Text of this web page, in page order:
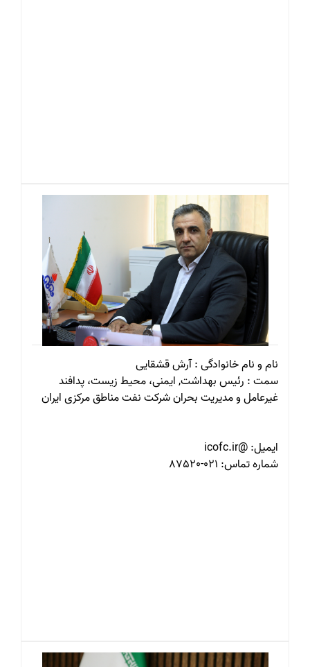
نام و نام خانوادگی : آرش قشقایی
سمت : رئیس بهداشت, ایمنی، محیط زیست،‌ پدافند
غیرعامل و مدیریت بحران شرکت نفت مناطق مرکزی ایران
ایمیل: @icofc.ir
شماره تماس: 021-87520